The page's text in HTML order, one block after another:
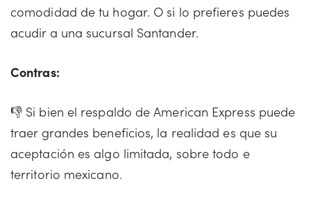
comodidad de tu hogar. O si lo prefieres puedes
acudir a una sucursal Santander.
Contras:
👎 Si bien el respaldo de American Express puede
traer grandes beneficios, la realidad es que su
aceptación es algo limitada, sobre todo e
territorio mexicano.